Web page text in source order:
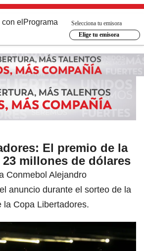
el Programa
Selecciona tu emisora
Elige tu emisora
El premio de la
millones de dólares
Conmebol Alejandro
anuncio durante el sorteo de la
la Copa Libertadores.